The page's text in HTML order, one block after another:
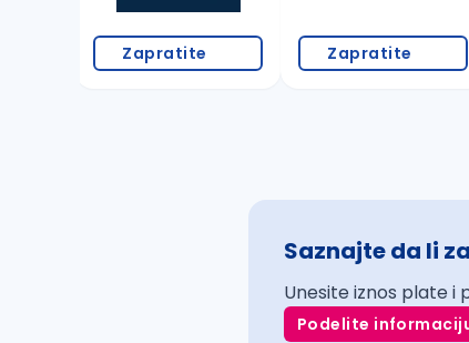
Zapratite Zapratite
Saznajte da li
Unesite iznos plate i
Podelite